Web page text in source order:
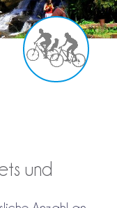
und